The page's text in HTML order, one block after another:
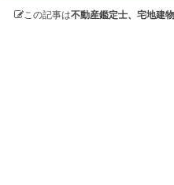
この記事は不動産鑑定士、宅地建